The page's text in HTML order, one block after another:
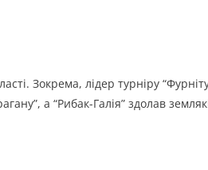
Зокрема, лідер турніру
а “Рибак-Галія” здолав